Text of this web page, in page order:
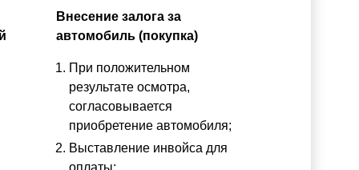
Внесение залога за
автомобиль (покупка)
При положительном
результате осмотра,
согласовывается
приобретение автомобиля;
Выставление инвойса для
оплаты;